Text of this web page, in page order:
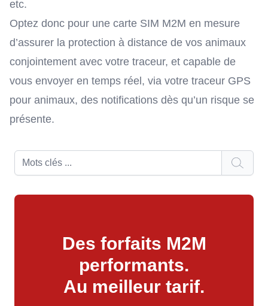
etc.
Optez donc pour une carte SIM M2M en mesure
d’assurer la protection à distance de vos animaux
conjointement avec votre traceur, et capable de
vous envoyer en temps réel, via votre traceur GPS
pour animaux, des notifications dès qu’un risque se
présente.
Des forfaits M2M
performants.
Au meilleur tarif.